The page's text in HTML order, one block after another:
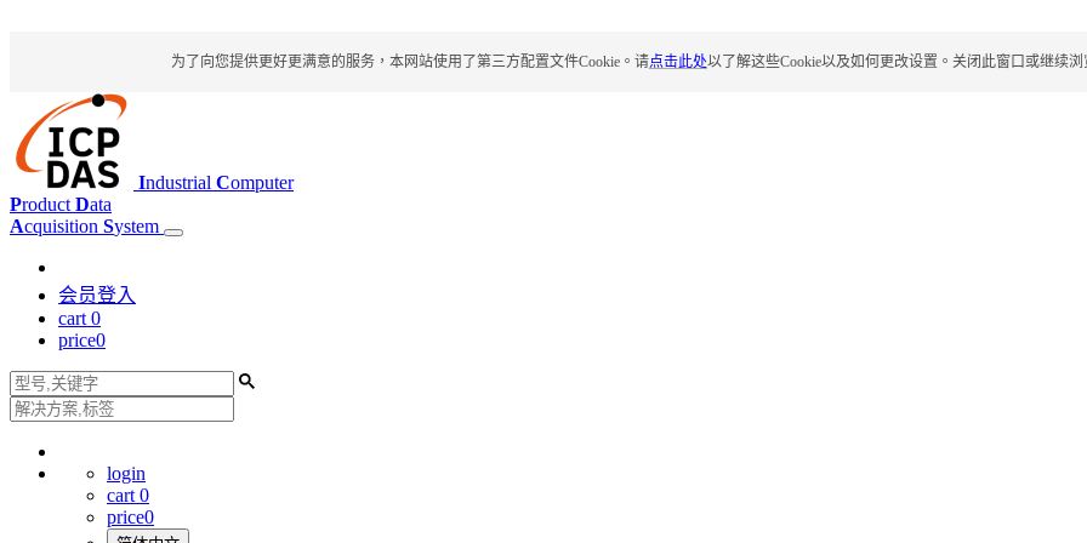
为了向您提供更好更满意的服务，本网站使用了第三方配置文件Cookie。请点击此处以了解这些Cookie以及如何更改设置。关闭此窗口或继续
Industrial Computer
Product Data
Acquisition System
会员登入
cart 0
price0
login
cart 0
price0